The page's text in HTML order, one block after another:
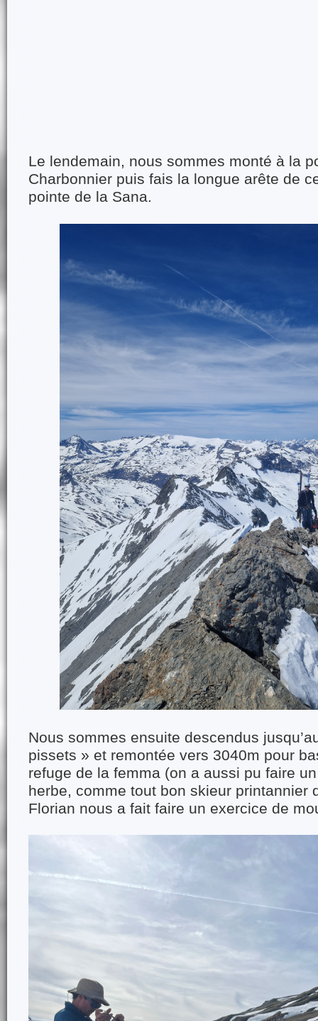
Le lendemain, nous sommes monté à la
Charbonnier puis fais la longue arête de
pointe de la Sana.
Nous sommes ensuite descendus
pissets » et remontée vers 3040m pour
refuge de la femma (on a aussi pu faire
herbe, comme tout bon skieur printannier
Florian nous a fait faire un exercice de